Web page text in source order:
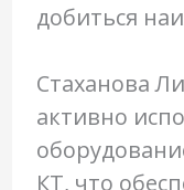
добиться
Стаханова
активно
КТ, что